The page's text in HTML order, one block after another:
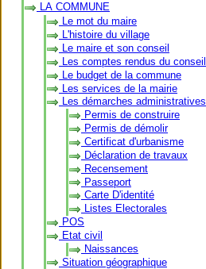
LA COMMUNE
Le mot du maire
L'histoire du village
Le maire et son conseil
Les comptes rendus du conseil
Le budget de la commune
Les services de la mairie
Les démarches administratives
Permis de construire
Permis de démolir
Certificat d'urbanisme
Déclaration de travaux
Recensement
Passeport
Carte D'identité
Listes Electorales
POS
Etat civil
Naissances
Situation géographique